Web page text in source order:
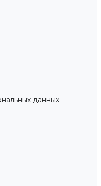
данных